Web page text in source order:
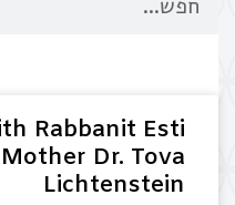
Rabbanit Esti
Mother Dr. Tova
Lichtenstein